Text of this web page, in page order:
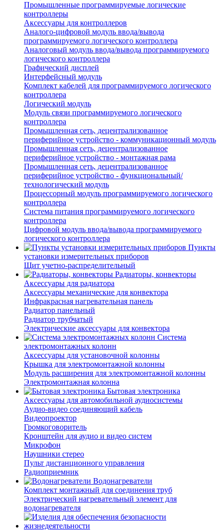
Промышленные программируемые логические
контроллеры
Аксессуары для контроллеров
Аналого-цифровой модуль ввода/вывода
программируемого логического контроллера
Аналоговый модуль ввода/вывода программируемого
логического контроллера
Графический дисплей
Интерфейсный модуль
Комплект кабелей для программируемого логического
контроллера
Логический модуль
Модуль связи программируемого логического
контроллера
Промышленная сеть, децентрализованное
периферийное устройство - коммуникационный модуль
Промышленная сеть, децентрализованное
периферийное устройство - монтажная рама
Промышленная сеть, децентрализованное
периферийное устройство - функциональный/
технологический модуль
Процессорный модуль программируемого логического
контроллера
Система питания программируемого логического
контроллера
Цифровой модуль ввода/вывода программируемого
логического контроллера
Пункты
установки измерительных приборов
Щит учетно-распределительный
Радиаторы, конвекторы
Аксессуары для радиатора
Аксессуары механические для конвектора
Инфракрасная нагревательная панель
Радиатор панельный
Радиатор трубчатый
Электрические аксессуары для конвектора
Система
электромонтажных колонн
Аксессуары для установочной колонны
Крышка для электромонтажной колонны
Модуль расширения для электромонтажной колонны
Электромонтажная колонна
Бытовая электроника
Аксессуары для автомобильной аудиосистемы
Аудио-видео соединяющий кабель
Видеопроектор
Громкоговоритель
Кронштейн для аудио и видео систем
Микрофон
Наушники стерео
Пульт дистанционного управления
Радиоприемник
Водонагреватели
Комплект монтажный для соединения труб
Электрический нагревательный элемент для
водонагревателя